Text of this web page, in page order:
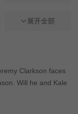
第6集
展开全部
Clarkson faces
Will he and Kale
turn it around? Wat